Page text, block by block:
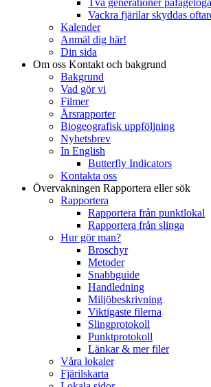
Vackra fjärilar skyddas
Kalender
Anmäl dig här!
Din sida
Om oss Kontakt och bakgrund
Bakgrund
Vad gör vi
Filmer
Årsrapporter
Biogeografisk uppföljning
Nyhetsbrev
In English
Butterfly Indicators
Kontakta oss
Övervakningen Rapportera eller sök
Rapportera
Rapportera från punktlokal
Rapportera från slinga
Hur gör man?
Broschyr
Metoder
Snabbguide
Handledning
Miljöbeskrivning
Viktigaste filerna
Slingprotokoll
Punktprotokoll
Länkar & mer filer
Våra lokaler
Fjärilskarta